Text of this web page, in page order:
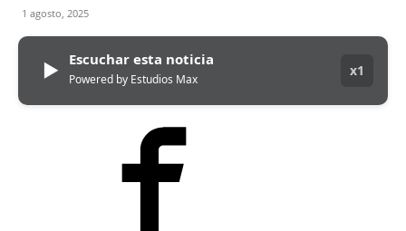
1 agosto, 2025
▶ Escuchar esta noticia
Powered by Estudios Max
x1